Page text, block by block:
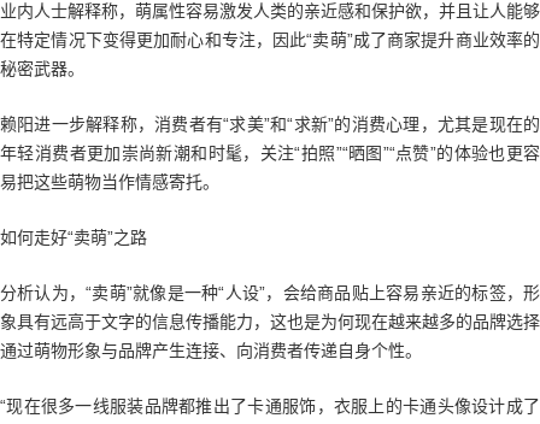
业内人士解释称，萌属性容易激发人类的亲近感和保护欲，并且让人能够
在特定情况下变得更加耐心和专注，因此“卖萌”成了商家提升商业效率的
秘密武器。
赖阳进一步解释称，消费者有“求美”和“求新”的消费心理，尤其是现在的
年轻消费者更加崇尚新潮和时髦，关注“拍照”“晒图”“点赞”的体验也更容
易把这些萌物当作情感寄托。
如何走好“卖萌”之路
分析认为，“卖萌”就像是一种“人设”，会给商品贴上容易亲近的标签，形
象具有远高于文字的信息传播能力，这也是为何现在越来越多的品牌选择
通过萌物形象与品牌产生连接、向消费者传递自身个性。
“现在很多一线服装品牌都推出了卡通服饰，衣服上的卡通头像设计成了